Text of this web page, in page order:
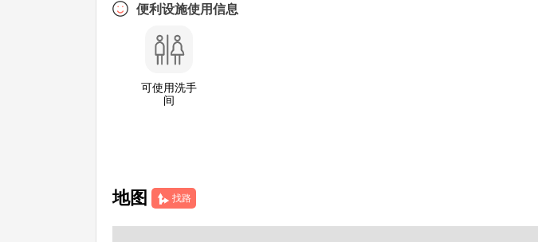
便利设施使用信息
可使用洗手
间
地图 找路